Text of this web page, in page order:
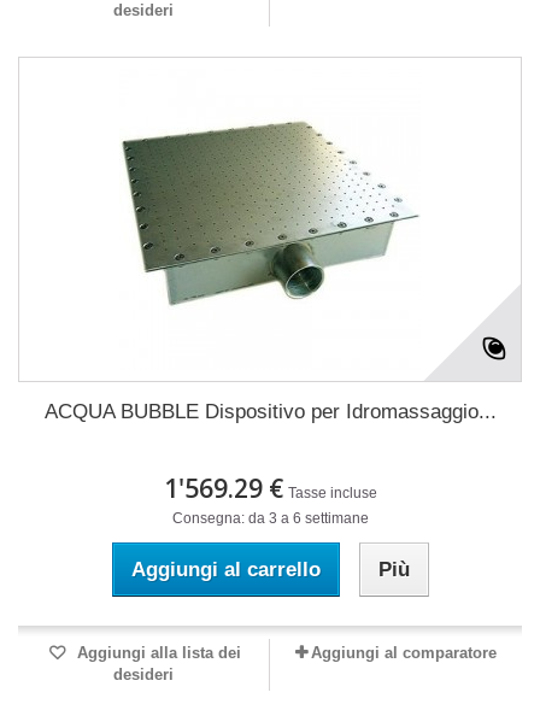
desideri
ACQUA BUBBLE Dispositivo per Idromassaggio...
1'569.29 € Tasse incluse
Consegna: da 3 a 6 settimane
Aggiungi al carrello Più
Aggiungi alla lista dei
desideri
Aggiungi al comparatore